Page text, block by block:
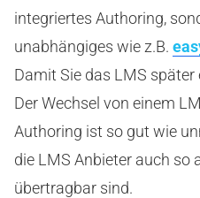
integriertes Authoring,
unabhängiges wie z.B.
Damit Sie das LMS
Der Wechsel von einem
Authoring ist so gut wie
die LMS Anbieter auch so
übertragbar sind.